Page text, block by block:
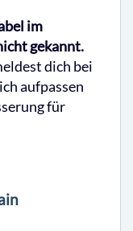
im
gekannt.
dich bei
aufpassen
für